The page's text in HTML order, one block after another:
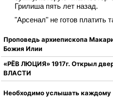
Грилиша пять лет назад.
"Арсенал" не готов платить
Проповедь архиепископа
Божия Илии
«РЁВ ЛЮЦИЯ» 1917г. Открыл
ВЛАСТИ
Необходимо услышать каждому